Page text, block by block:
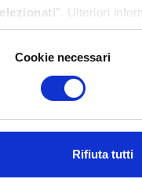
”. Ulteriori
Cookie necessari
Rifiuta tutti